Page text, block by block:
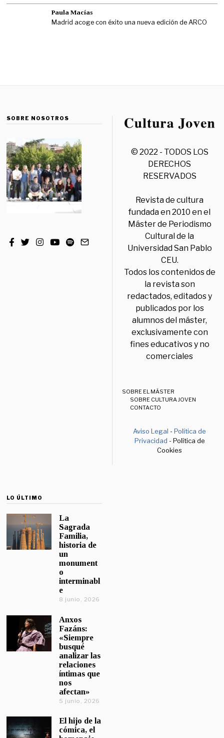
Paula Macías
Madrid acoge con éxito una nueva edición de ARCO
SOBRE NOSOTROS
© 2022 - TODOS LOS
DERECHOS
RESERVADOS
Revista de cultura
fundada en 2010 en el
Máster de Periodismo
Cultural de la
Universidad San Pablo
CEU.
Todos los contenidos de
la revista son
redactados, editados y
publicados por los
alumnos del máster,
exclusivamente con
fines educativos y no
comerciales
SOBRE EL MÁSTER
SOBRE CULTURA JOVEN
CONTACTO
Aviso Legal -Política de
Privacidad - Política de
Cookies
LO ÚLTIMO
La
Sagrada
Familia,
historia de
un
monument
o
interminabl
e
8 junio, 2026
Anxos
Fazáns:
«Siempre
busqué
analizar las
relaciones
íntimas que
nos
afectan»
5 junio, 2026
El hijo de la
cómica, el